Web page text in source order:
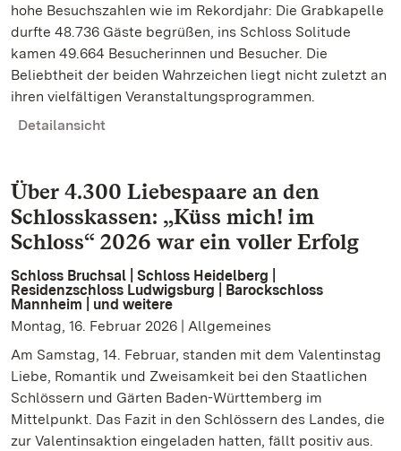
hohe Besuchszahlen wie im Rekordjahr: Die Grabkapelle
durfte 48.736 Gäste begrüßen, ins Schloss Solitude
kamen 49.664 Besucherinnen und Besucher. Die
Beliebtheit der beiden Wahrzeichen liegt nicht zuletzt an
ihren vielfältigen Veranstaltungsprogrammen.
Detailansicht
Über 4.300 Liebespaare an den
Schlosskassen: „Küss mich! im
Schloss“ 2026 war ein voller Erfolg
Schloss Bruchsal | Schloss Heidelberg |
Residenzschloss Ludwigsburg | Barockschloss
Mannheim | und weitere
Montag, 16. Februar 2026 | Allgemeines
Am Samstag, 14. Februar, standen mit dem Valentinstag
Liebe, Romantik und Zweisamkeit bei den Staatlichen
Schlössern und Gärten Baden-Württemberg im
Mittelpunkt. Das Fazit in den Schlössern des Landes, die
zur Valentinsaktion eingeladen hatten, fällt positiv aus.